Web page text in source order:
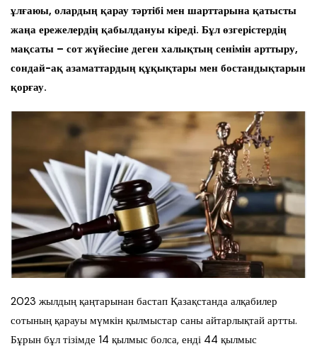
ұлғаюы, олардың қарау тәртібі мен шарттарына қатысты
жаңа ережелердің қабылдануы кіреді. Бұл өзгерістердің
мақсаты – сот жүйесіне деген халықтың сенімін арттыру,
сондай-ақ азаматтардың құқықтары мен бостандықтарын
қорғау.
2023 жылдың қаңтарынан бастап Қазақстанда алқабилер
сотының қарауы мүмкін қылмыстар саны айтарлықтай артты.
Бұрын бұл тізімде 14 қылмыс болса, енді 44 қылмыс